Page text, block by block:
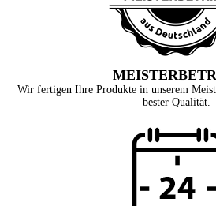
Wir fertigen Ihre Produkte in unserem
bester Qualität.